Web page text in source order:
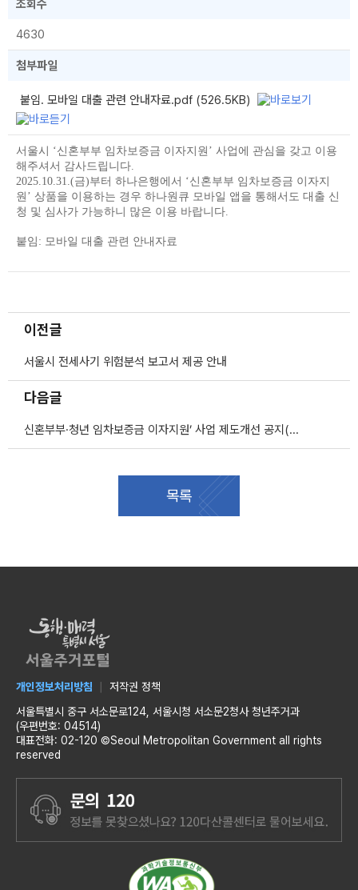
조회수
4630
첨부파일
붙임. 모바일 대출 관련 안내자료.pdf (526.5KB)
서울시 ‘신혼부부 임차보증금 이자지원 ’ 사업에 관심을 갖고 이용
해주셔서 감사드립니다.
2025.10.31.(금)부터 하나은행에서 ‘신혼부부 임차보증금 이자지
원 ’ 상품을 이용하는 경우 하나원큐 모바일 앱을 통해서도 대출 신
청 및 심사가 가능하니 많은 이용 바랍니다.
붙임 : 모바일 대출 관련 안내자료
이전글
서울시 전세사기 위험분석 보고서 제공 안내
다음글
신혼부부·청년 임차보증금 이자지원’ 사업 제도개선 공지(25.11.20.부터)
목록
개인정보처리방침
저작권 정책
서울특별시 중구 서소문로124, 서울시청 서소문2청사 청년주거과
(우편번호: 04514)
대표전화: 02-120 ©Seoul Metropolitan Government all rights
reserved